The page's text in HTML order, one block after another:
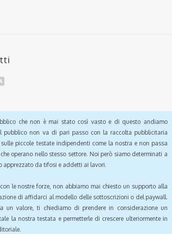
che non è mai stato così vasto e di questo andiamo
pubblico non va di pari passo con la raccolta pubblicitaria
piccole testate indipendenti come la nostra e non passa
operano nello stesso settore. Noi però siamo determinati a
apprezzato da tifosi e addetti ai lavori.
le nostre forze, non abbiamo mai chiesto un supporto alla
di affidarci al modello delle sottoscrizioni o del paywall.
un valore, ti chiediamo di prendere in considerazione un
la nostra testata e permetterle di crescere ulteriormente in